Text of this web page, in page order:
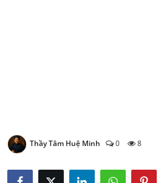
Thầy Tâm Huệ Minh 0 8